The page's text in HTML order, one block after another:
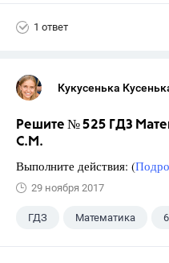
1 ответ
Кукусенька
Решите № 525 ГДЗ
С.М.
Выполните действия: (
29 ноября 2017
ГДЗ Математика